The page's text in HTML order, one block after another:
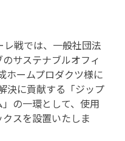
戦では、一般社団法
サステナブルオフィ
ホームプロダクツ様に
決に貢献する「ジップ
の一環として、使用
スを設置いたしま